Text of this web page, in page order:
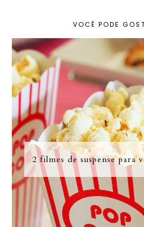
VOCÊ PODE
2 filmes de suspense para